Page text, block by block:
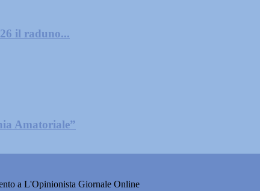
il raduno...
Amatoriale”
a L'Opinionista Giornale Online